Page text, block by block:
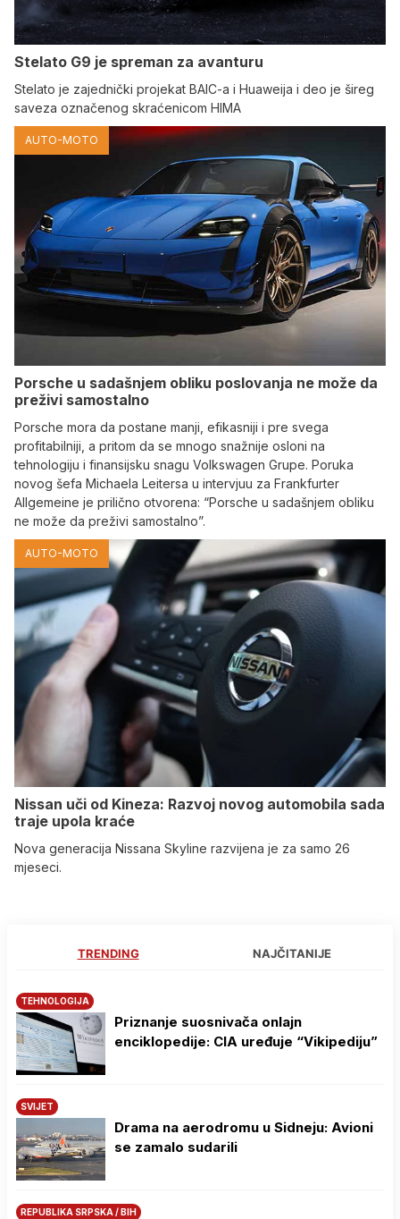
Stelato G9 je spreman za avanturu
Stelato je zajednički projekat BAIC-a i Huaweija i deo je šireg
saveza označenog skraćenicom HIMA
AUTO-MOTO
Porsche u sadašnjem obliku poslovanja ne može da
preživi samostalno
Porsche mora da postane manji, efikasniji i pre svega
profitabilniji, a pritom da se mnogo snažnije osloni na
tehnologiju i finansijsku snagu Volkswagen Grupe. Poruka
novog šefa Michaela Leitersa u intervjuu za Frankfurter
Allgemeine je prilično otvorena: “Porsche u sadašnjem obliku
ne može da preživi samostalno”.
AUTO-MOTO
Nissan uči od Kineza: Razvoj novog automobila sada
traje upola kraće
Nova generacija Nissana Skyline razvijena je za samo 26
mjeseci.
TRENDING NAJČITANIJE
TEHNOLOGIJA
Priznanje suosnivača onlajn
enciklopedije: CIA uređuje “Vikipediju”
SVIJET
Drama na aerodromu u Sidneju: Avioni
se zamalo sudarili
REPUBLIKA SRPSKA / BIH